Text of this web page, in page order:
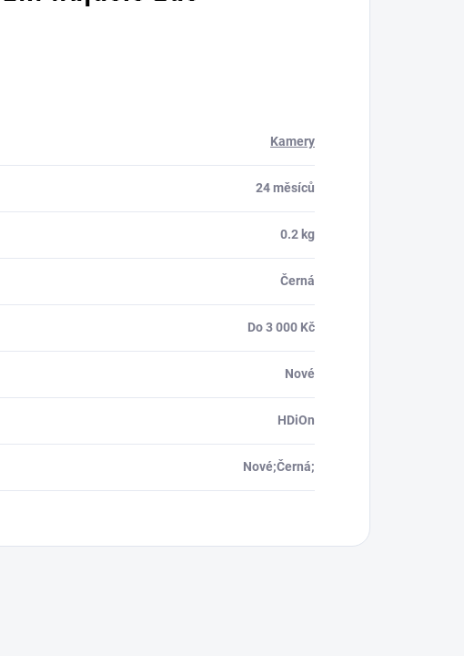
Kamery
24 měsíců
0.2 kg
Černá
Do 3 000 Kč
Nové
HDiOn
Nové;Černá;